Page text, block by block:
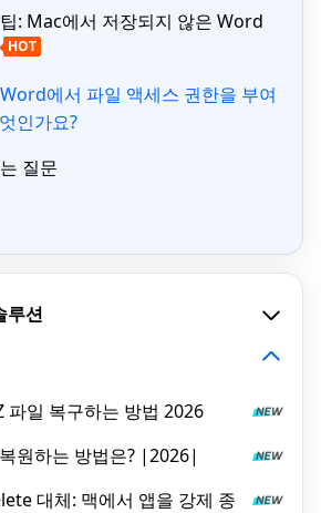
: Mac에서 저장되지 않은 Word
HOT
에서 파일 액세스 권한을 부여
인가요?
질문
루션
파일 복구하는 방법 2026
원하는 방법은? |2026|
대체: 맥에서 앱을 강제 종